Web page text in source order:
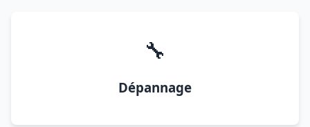
🔧
Dépannage